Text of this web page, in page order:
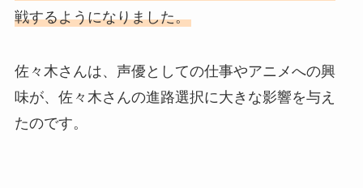
戦するようになりました。
佐々木さんは、声優としての仕事やアニメへの興
味が、佐々木さんの進路選択に大きな影響を与え
たのです。